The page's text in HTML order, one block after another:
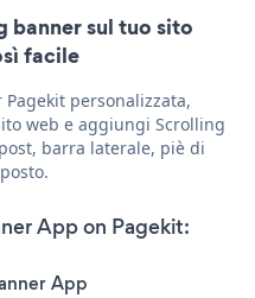
sul tuo sito
facile
personalizzata,
web e aggiungi Scrolling
barra laterale, piè di
App on Pagekit:
App